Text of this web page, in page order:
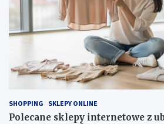
SHOPPING SKLEPY ONLINE
Polecane sklepy internetowe z